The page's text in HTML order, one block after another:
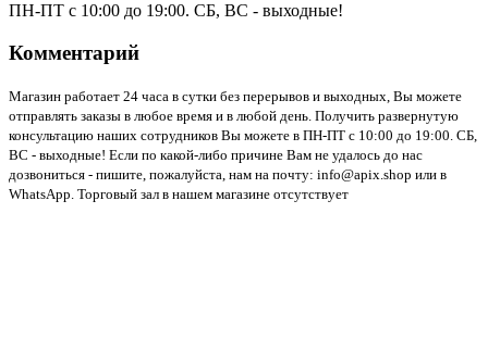
ПН-ПТ с 10:00 до 19:00. СБ, ВС - выходные!
Комментарий
Магазин работает 24 часа в сутки без перерывов и выходных, Вы можете
отправлять заказы в любое время и в любой день. Получить развернутую
консультацию наших сотрудников Вы можете в ПН-ПТ с 10:00 до 19:00. СБ,
ВС - выходные! Если по какой-либо причине Вам не удалось до нас
дозвониться - пишите, пожалуйста, нам на почту: info@apix.shop или в
WhatsApp. Торговый зал в нашем магазине отсутствует